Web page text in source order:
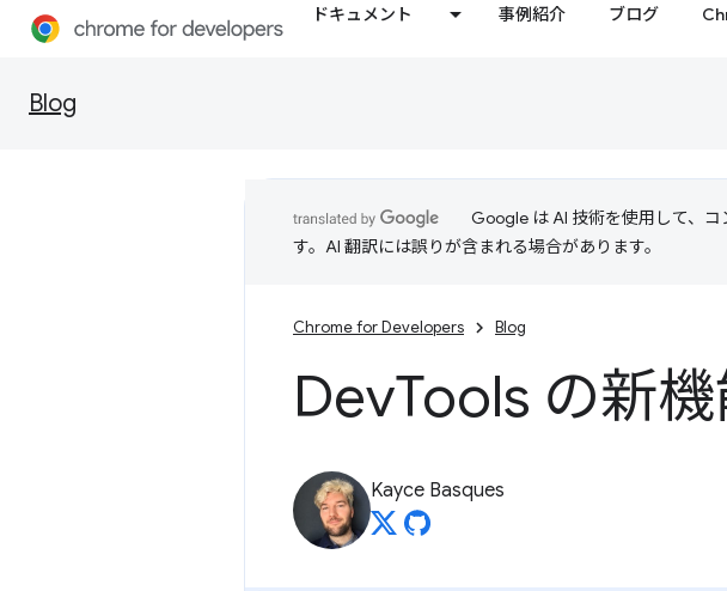
ドキュメント 事例紹介 ブログ
Blog
Google は AI 技術を使用して、
す。AI 翻訳には誤りが含まれる場合があります。
Chrome for Developers Blog
DevTools の新機
Kayce Basques